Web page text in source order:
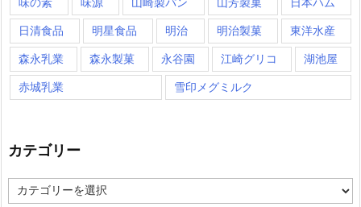
日清食品 明星食品 明治 明治製菓 東洋水産
森永乳業 森永製菓 永谷園 江崎グリコ 湖池屋
赤城乳業 雪印メグミルク
カテゴリー
テ